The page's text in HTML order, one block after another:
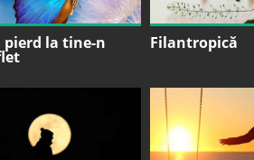
pierd la tine-n Filantropică